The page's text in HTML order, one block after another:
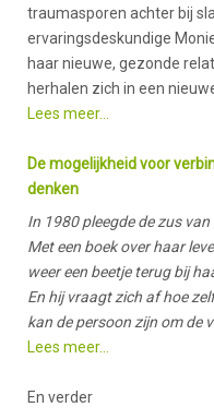
traumasporen achter bij
ervaringsdeskundige
haar nieuwe, gezonde
herhalen zich in een
Lees meer…
De mogelijkheid voor
denken
In 1980 pleegde de zus
Met een boek over haar
weer een beetje terug bij
En hij vraagt zich af hoe
kan de persoon zijn om de
Lees meer…
En verder